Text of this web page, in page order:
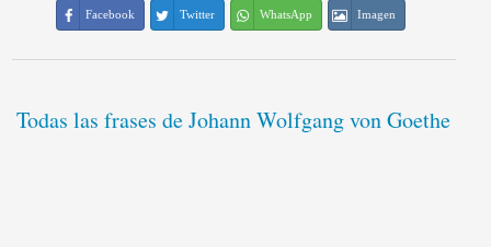
Facebook Twitter WhatsApp Imagen
Todas las frases de Johann Wolfgang von Goethe